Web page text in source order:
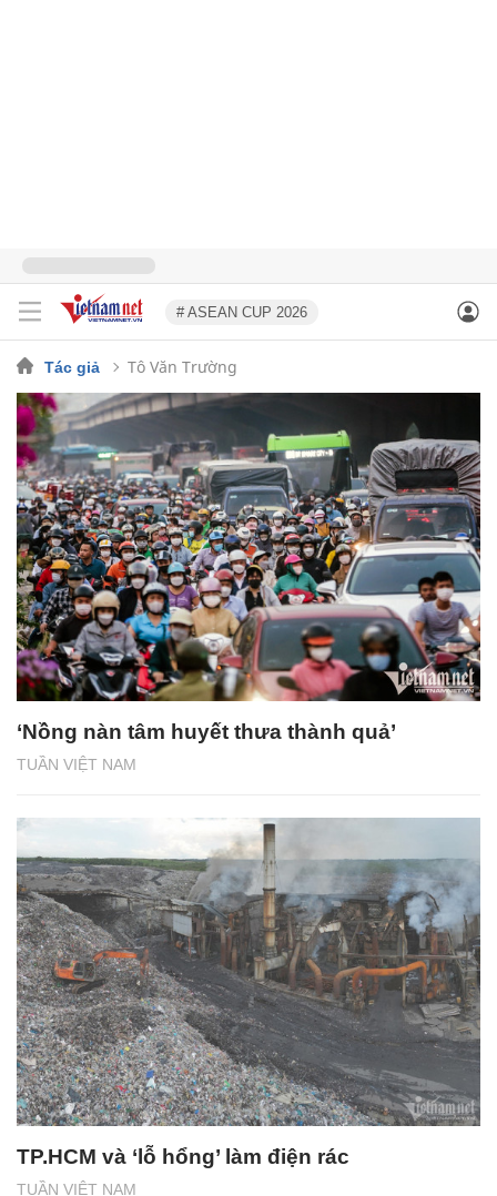
# ASEAN CUP 2026
Tác giả Tô Văn Trường
TUẦN VIỆT NAM
‘Nồng nàn tâm huyết thưa thành quả’
TUẦN VIỆT NAM
TP.HCM và ‘lỗ hổng’ làm điện rác